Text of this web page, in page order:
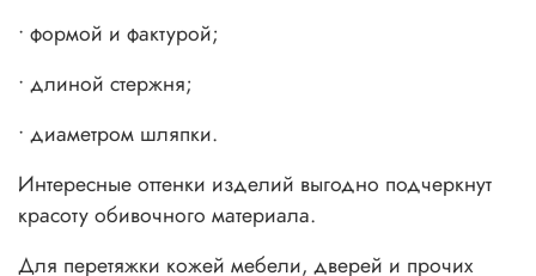
• формой и фактурой;
• длиной стержня;
• диаметром шляпки.
Интересные оттенки изделий выгодно подчеркнут
красоту обивочного материала.
Для перетяжки кожей мебели, дверей и прочих